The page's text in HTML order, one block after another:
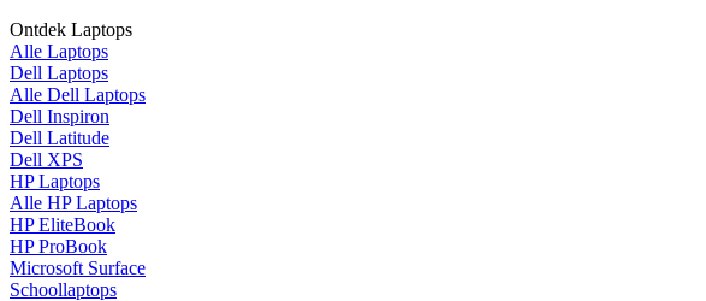
Ontdek Laptops
Alle Laptops
Dell Laptops
Alle Dell Laptops
Dell Inspiron
Dell Latitude
Dell XPS
HP Laptops
Alle HP Laptops
HP EliteBook
HP ProBook
Microsoft Surface
Schoollaptops